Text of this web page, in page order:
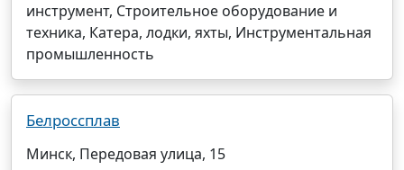
инструмент, Строительное оборудование и
техника, Катера, лодки, яхты, Инструментальная
промышленность
Белроссплав
Минск, Передовая улица, 15